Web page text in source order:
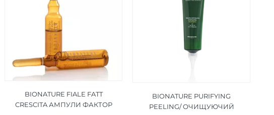
BIONATURE FIALE FATT
CRESCITA АМПУЛИ ФАКТОР
BIONATURE PURIFYING
PEELING/ ОЧИЩУЮЧИЙ